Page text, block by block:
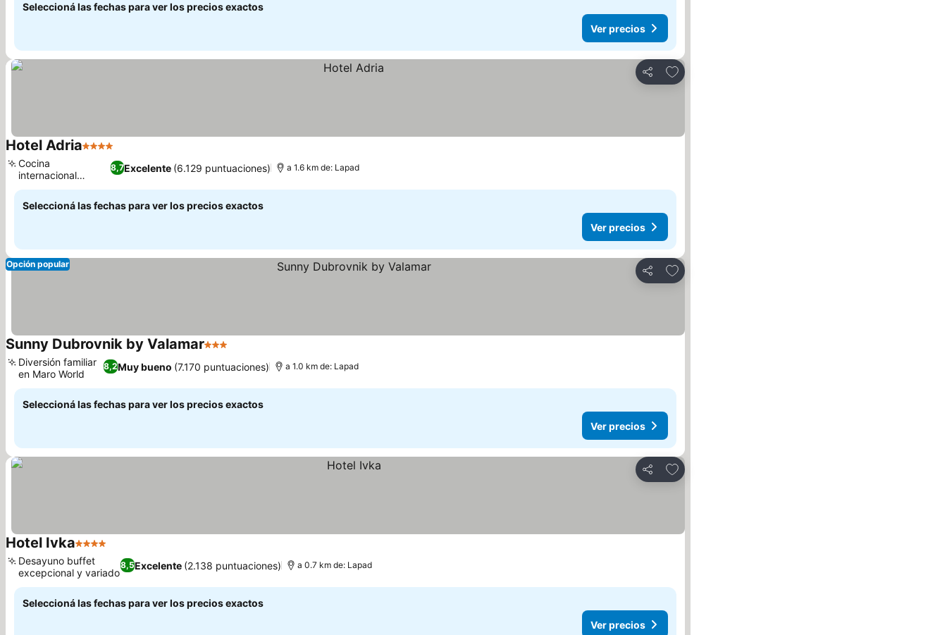
Seleccioná las fechas para ver los precios exactos
Ver precios
Compartir
Añadir a favoritos
Hotel Adria4 Estrellas
8,7Excelente (6.129 puntuaciones)
Cocina
internacional
especializada
a 1.6 km de: Lapad
Seleccioná las fechas para ver los precios exactos
Ver precios
Compartir
Añadir a favoritos
Opción popular
Sunny Dubrovnik by Valamar3 Estrellas
8,2Muy bueno (7.170 puntuaciones)
Diversión familiar
en Maro World
a 1.0 km de: Lapad
Seleccioná las fechas para ver los precios exactos
Ver precios
Compartir
Añadir a favoritos
Hotel Ivka4 Estrellas
8,5Excelente (2.138 puntuaciones)
Desayuno buffet
excepcional y variado
a 0.7 km de: Lapad
Seleccioná las fechas para ver los precios exactos
Ver precios